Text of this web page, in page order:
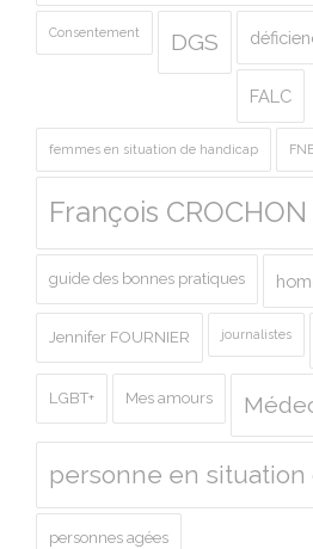
Consentement DGS
FALC
femmes en situation de handicap
François CROCHON
guide des bonnes pratiques
Jennifer FOURNIER journalistes
LGBT+ Mes amours
personne en situation
personnes agées